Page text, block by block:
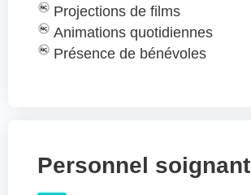
Projections de films
Animations quotidiennes
Présence de bénévoles
Personnel soignant